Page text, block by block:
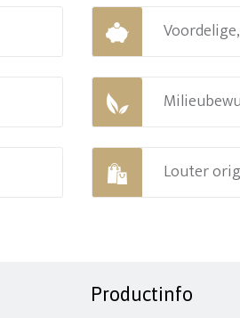
Louter
Productinfo